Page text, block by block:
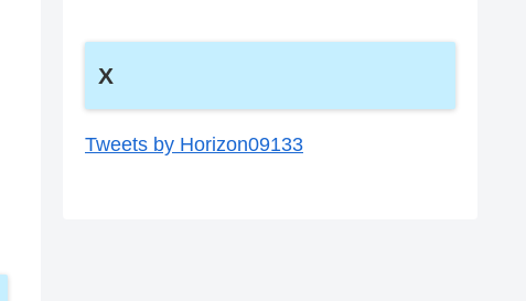
X
Tweets by Horizon09133